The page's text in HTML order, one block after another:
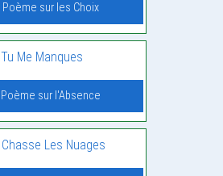
Poème sur les Choix
Me Manques
Poème sur l'Absence
Les Nuages